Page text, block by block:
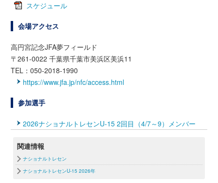
スケジュール
会場アクセス
高円宮記念JFA夢フィールド
〒261-0022 千葉県千葉市美浜区美浜11
TEL：050-2018-1990
https://www.jfa.jp/nfc/access.html
参加選手
2026ナショナルトレセンU-15 2回目（4/7～9）メンバー
関連情報
ナショナルトレセン
ナショナルトレセンU-15 2026年